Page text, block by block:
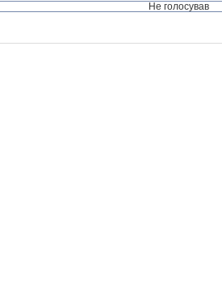
Не голосував